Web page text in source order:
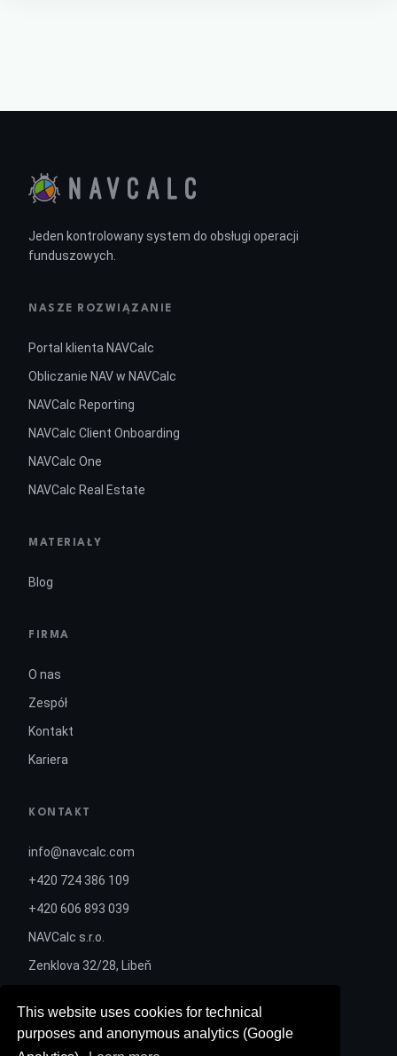
This website uses cookies for technical
purposes and anonymous analytics (Google
Jeden kontrolowany system do obsługi operacji
funduszowych.
NASZE ROZWIĄZANIE
Portal klienta NAVCalc
Obliczanie NAV w NAVCalc
NAVCalc Reporting
NAVCalc Client Onboarding
NAVCalc One
NAVCalc Real Estate
MATERIAŁY
Blog
FIRMA
O nas
Zespół
Kontakt
Kariera
KONTAKT
info@navcalc.com
+420 724 386 109
+420 606 893 039
NAVCalc s.r.o.
Zenklova 32/28, Libeň